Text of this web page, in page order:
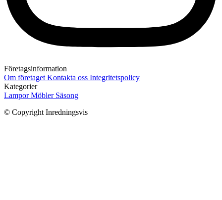
Företagsinformation
Om företaget Kontakta oss Integritetspolicy
Kategorier
LamporMöbler Säsong
© Copyright Inredningsvis